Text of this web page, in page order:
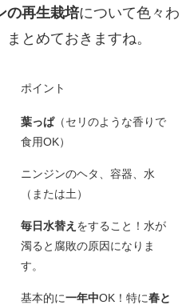
の再生栽培について色々わ
とめておきますね。
ポイント
葉っぱ（セリのような香りで
食用OK）
ニンジンのヘタ、容器、水
（または土）
毎日水替え をすること！水が
濁ると腐敗の原因になりま
す。
基本的に一年中OK！特に春と